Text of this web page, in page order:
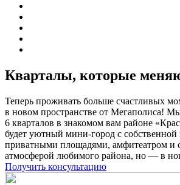
Кварталы, которые
Теперь проживать больше счастливых
в новом пространстве от Мегаполиса!
6 кварталов в знакомом вам районе
будет уютный мини-город с
приватными площадями, амфитеатром и
атмосферой любимого района, но — в
Получить консультацию